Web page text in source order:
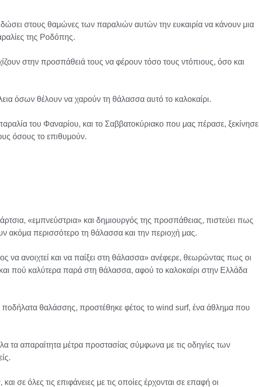
στους θαμώνες των παραλιών αυτών την ευκαιρία να κάνουν μια
της Ροδόπης.
στην προσπάθειά τους να φέρουν τόσο τους ντόπιους, όσο και
όσων θέλουν να χαρούν τη θάλασσα αυτό το καλοκαίρι.
του Φαναρίου, και το Σαββατοκύριακο που μας πέρασε, ξεκίνησε
όσους το επιθυμούν.
«εμπνεύστρια» και δημιουργός της προσπάθειας, πιστεύει πως
ακόμα περισσότερο τη θάλασσα και την περιοχή μας.
ανοιχτεί και να παίξει στη θάλασσα» ανέφερε, θεωρώντας πως οι
πού καλύτερα παρά στη θάλασσα, αφού το καλοκαίρι στην Ελλάδα
θαλάσσης, προστέθηκε φέτος το wind surf, ένα άθλημα που
τα απαραίτητα μέτρα προστασίας σύμφωνα με τις οδηγίες των
όλες τις επιφάνειες με τις οποίες έρχονται σε επαφή οι